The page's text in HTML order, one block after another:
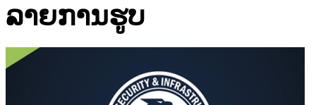
ລາຍການຮູບ